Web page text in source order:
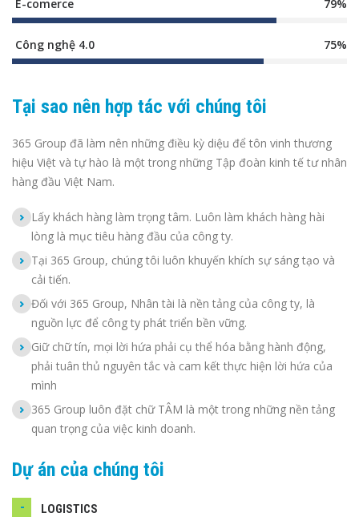
E-comerce 79%
Công nghệ 4.0 75%
Tại sao nên hợp tác với chúng tôi
365 Group đã làm nên những điều kỳ diệu để tôn vinh thương
hiệu Việt và tự hào là một trong những Tập đoàn kinh tế tư nhân
hàng đầu Việt Nam.
Lấy khách hàng làm trọng tâm. Luôn làm khách hàng hài
lòng là mục tiêu hàng đầu của công ty.
Tại 365 Group, chúng tôi luôn khuyến khích sự sáng tạo và
cải tiến.
Đối với 365 Group, Nhân tài là nền tảng của công ty, là
nguồn lực để công ty phát triển bền vững.
Giữ chữ tín, mọi lời hứa phải cụ thể hóa bằng hành động,
phải tuân thủ nguyên tắc và cam kết thực hiện lời hứa của
mình
365 Group luôn đặt chữ TÂM là một trong những nền tảng
quan trọng của việc kinh doanh.
Dự án của chúng tôi
LOGISTICS